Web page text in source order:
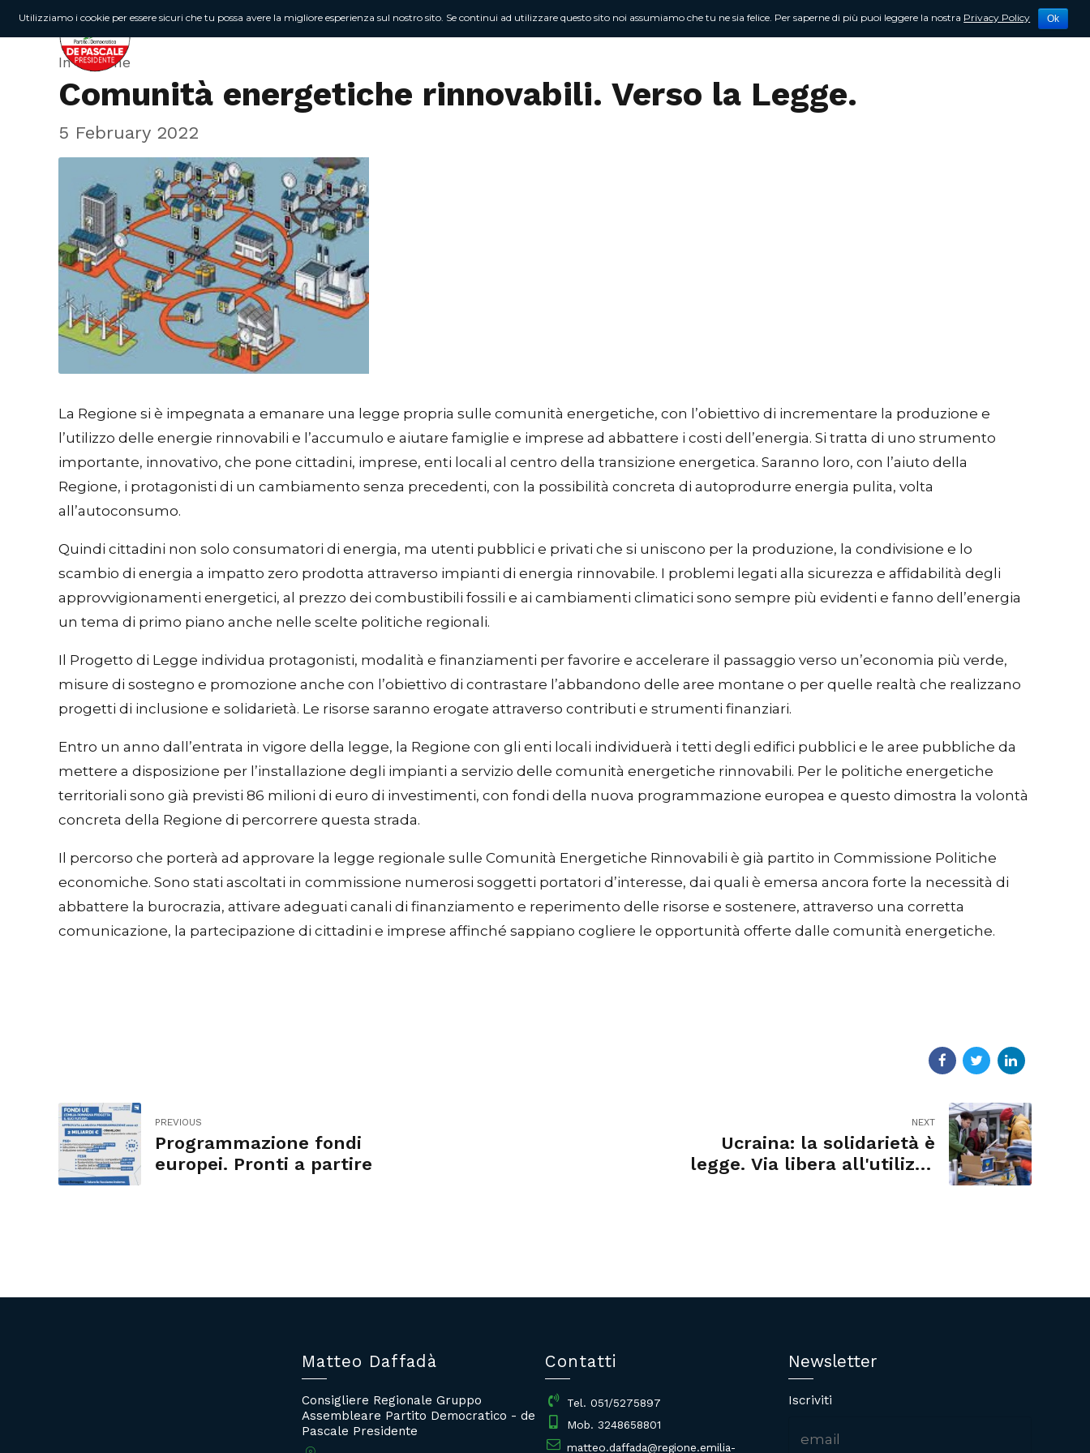
Chi sono Attività Newsletter Contattami
In Regione
Comunità energetiche rinnovabili. Verso la Legge.
5 February 2022
La Regione si è impegnata a emanare una legge propria sulle comunità energetiche, con l’obiettivo di incrementare la produzione e
l’utilizzo delle energie rinnovabili e l’accumulo e aiutare famiglie e imprese ad abbattere i costi dell’energia. Si tratta di uno strumento
importante, innovativo, che pone cittadini, imprese, enti locali al centro della transizione energetica. Saranno loro, con l’aiuto della
Regione, i protagonisti di un cambiamento senza precedenti, con la possibilità concreta di autoprodurre energia pulita, volta
all’autoconsumo.
Quindi cittadini non solo consumatori di energia, ma utenti pubblici e privati che si uniscono per la produzione, la condivisione e lo
scambio di energia a impatto zero prodotta attraverso impianti di energia rinnovabile. I problemi legati alla sicurezza e affidabilità degli
approvvigionamenti energetici, al prezzo dei combustibili fossili e ai cambiamenti climatici sono sempre più evidenti e fanno dell’energia
un tema di primo piano anche nelle scelte politiche regionali.
Il Progetto di Legge individua protagonisti, modalità e finanziamenti per favorire e accelerare il passaggio verso un’economia più verde,
misure di sostegno e promozione anche con l’obiettivo di contrastare l’abbandono delle aree montane o per quelle realtà che realizzano
progetti di inclusione e solidarietà. Le risorse saranno erogate attraverso contributi e strumenti finanziari.
Entro un anno dall’entrata in vigore della legge, la Regione con gli enti locali individuerà i tetti degli edifici pubblici e le aree pubbliche da
mettere a disposizione per l’installazione degli impianti a servizio delle comunità energetiche rinnovabili. Per le politiche energetiche
territoriali sono già previsti 86 milioni di euro di investimenti, con fondi della nuova programmazione europea e questo dimostra la volontà
concreta della Regione di percorrere questa strada.
Il percorso che porterà ad approvare la legge regionale sulle Comunità Energetiche Rinnovabili è già partito in Commissione Politiche
economiche. Sono stati ascoltati in commissione numerosi soggetti portatori d’interesse, dai quali è emersa ancora forte la necessità di
abbattere la burocrazia, attivare adeguati canali di finanziamento e reperimento delle risorse e sostenere, attraverso una corretta
comunicazione, la partecipazione di cittadini e imprese affinché sappiano cogliere le opportunità offerte dalle comunità energetiche.
PREVIOUS
Programmazione fondi
europei. Pronti a partire
NEXT
Ucraina: la solidarietà è
legge. Via libera all'utilizzo
Matteo Daffadà
Consigliere Regionale Gruppo
Assembleare Partito Democratico - de
Pascale Presidente
Contatti
Tel. 051/5275897
Mob. 3248658801
matteo.daffada@regione.emilia-
Newsletter
Iscriviti
Utilizziamo i cookie per essere sicuri che tu possa avere la migliore esperienza sul nostro sito. Se continui ad utilizzare questo sito noi assumiamo che tu ne sia felice. Per saperne di più puoi leggere la nostra Privacy Policy Ok